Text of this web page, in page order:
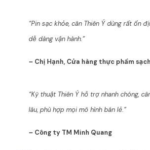
“Pin sạc khỏe, cân Thiên Ý dùng rất ổn
dễ dàng vận hành.”
– Chị Hạnh, Cửa hàng thực phẩm
“Kỹ thuật Thiên Ý hỗ trợ nhanh chóng,
lâu, phù hợp mọi mô hình bán lẻ.”
– Công ty TM Minh Quang